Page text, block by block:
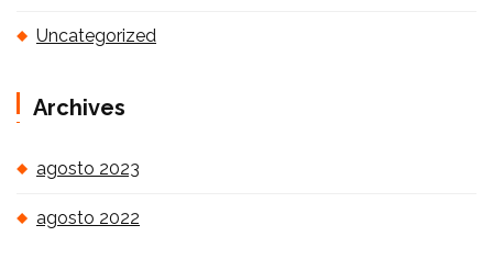
Uncategorized
Archives
agosto 2023
agosto 2022